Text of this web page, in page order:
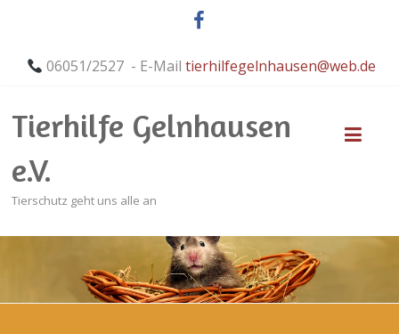
06051/2527 - E-Mailtierhilfegelnhausen@web.de
Tierhilfe Gelnhausen
e.V.
Tierschutz geht uns alle an